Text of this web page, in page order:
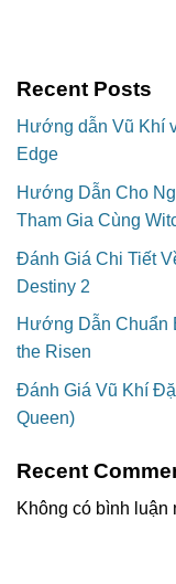
Recent Posts
Hướng dẫn Vũ Khí
Edge
Hướng Dẫn Cho
Tham Gia Cùng
Đánh Giá Chi Tiết
Destiny 2
Hướng Dẫn Chuẩn
the Risen
Đánh Giá Vũ Khí
Queen)
Recent
Không có bình luận